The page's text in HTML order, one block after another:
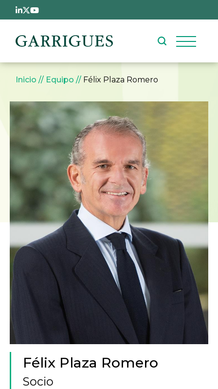
Pasar al contenido principal
Sobrescribir enlaces de
Inicio Equipo Félix Plaza Romero
Félix Plaza Romero
Socio